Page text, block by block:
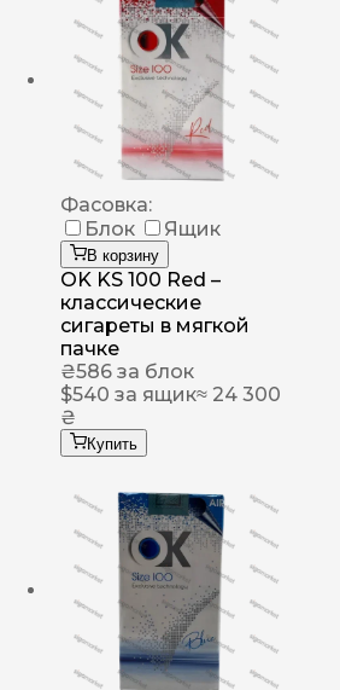
Фасовка:
Блок
Ящик
В корзину
OK KS 100 Red –
классические
сигареты в мягкой
пачке
₴586 за блок
$540 за ящик≈ 24 300
₴
Купить